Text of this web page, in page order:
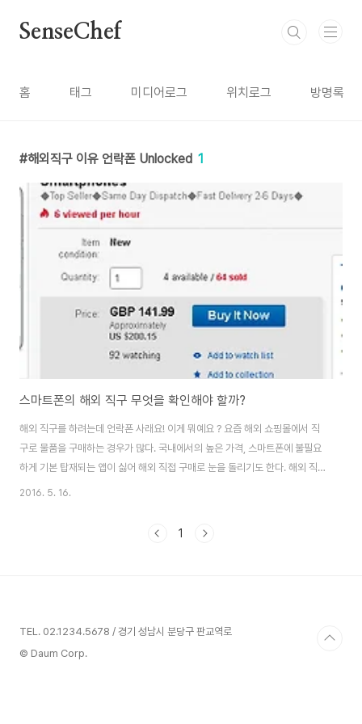
SenseChef
홈 태그 미디어로그 위치로그 방명록
해외직구 이유 언락폰 Unlocked 1
스마트폰의 해외 직구 무엇을 확인해야 할까?
해외 직구를 하려는데 언락폰 사래요! 이게 뭐예요 ? 요즘 해외 쇼핑몰에서 직
구로 물품을 구매하는 경우가 많다. 국내에서의 높은 가격, 스마트폰에 불필요
하게 기본 탑재되는 앱이 싫어 해외 직접 구매로 눈을 돌리기도 한다. 해외 직구
를 알아보는 과정에서 자연스럽게 언락폰이라는 용어가 등장한다. 오늘 필자의
다. 이에 스마트폰을 구매할 때 자주 등장하는 언락폰이 어떤 의미인지 알아보
2016. 5. 16.
1
TEL. 02.1234.5678 / 경기 성남시 분당구 판교역로
© Daum Corp.